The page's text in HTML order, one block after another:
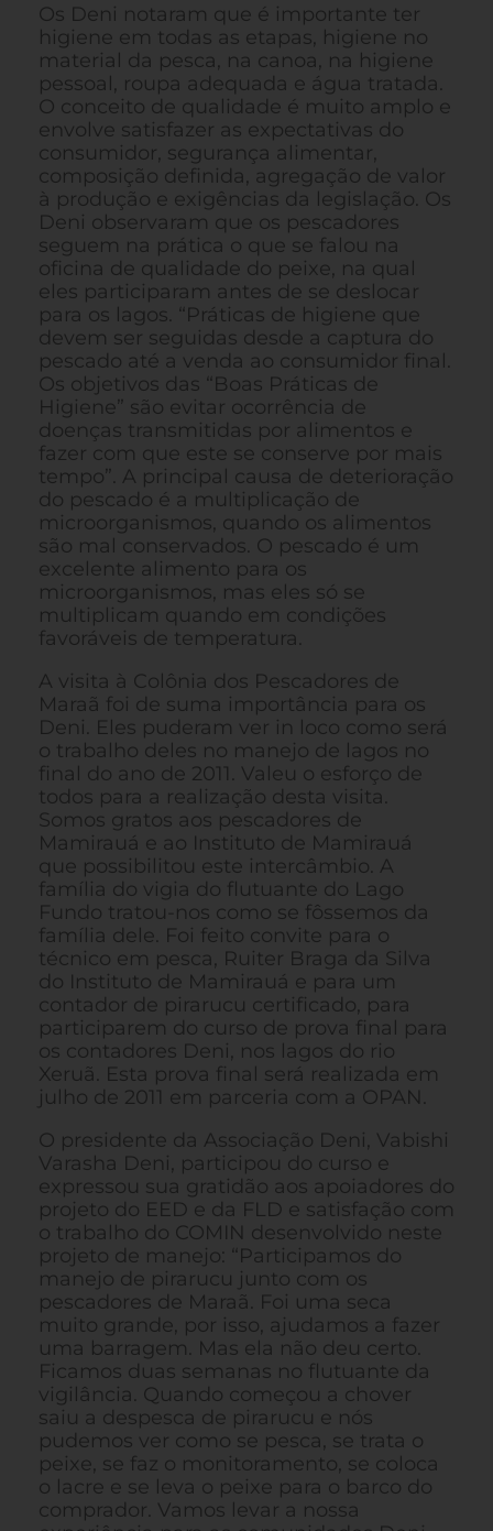
Os Deni notaram que é importante ter
higiene em todas as etapas, higiene no
material da pesca, na canoa, na higiene
pessoal, roupa adequada e água tratada.
O conceito de qualidade é muito amplo e
envolve satisfazer as expectativas do
consumidor, segurança alimentar,
composição definida, agregação de valor
à produção e exigências da legislação. Os
Deni observaram que os pescadores
seguem na prática o que se falou na
oficina de qualidade do peixe, na qual
eles participaram antes de se deslocar
para os lagos. “Práticas de higiene que
devem ser seguidas desde a captura do
pescado até a venda ao consumidor final.
Os objetivos das “Boas Práticas de
Higiene” são evitar ocorrência de
doenças transmitidas por alimentos e
fazer com que este se conserve por mais
tempo”. A principal causa de deterioração
do pescado é a multiplicação de
microorganismos, quando os alimentos
são mal conservados. O pescado é um
excelente alimento para os
microorganismos, mas eles só se
multiplicam quando em condições
favoráveis de temperatura.
A visita à Colônia dos Pescadores de
Maraã foi de suma importância para os
Deni. Eles puderam ver in loco como será
o trabalho deles no manejo de lagos no
final do ano de 2011. Valeu o esforço de
todos para a realização desta visita.
Somos gratos aos pescadores de
Mamirauá e ao Instituto de Mamirauá
que possibilitou este intercâmbio. A
família do vigia do flutuante do Lago
Fundo tratou-nos como se fôssemos da
família dele. Foi feito convite para o
técnico em pesca, Ruiter Braga da Silva
do Instituto de Mamirauá e para um
contador de pirarucu certificado, para
participarem do curso de prova final para
os contadores Deni, nos lagos do rio
Xeruã. Esta prova final será realizada em
julho de 2011 em parceria com a OPAN.
O presidente da Associação Deni, Vabishi
Varasha Deni, participou do curso e
expressou sua gratidão aos apoiadores do
projeto do EED e da FLD e satisfação com
o trabalho do COMIN desenvolvido neste
projeto de manejo: “Participamos do
manejo de pirarucu junto com os
pescadores de Maraã. Foi uma seca
muito grande, por isso, ajudamos a fazer
uma barragem. Mas ela não deu certo.
Ficamos duas semanas no flutuante da
vigilância. Quando começou a chover
saiu a despesca de pirarucu e nós
pudemos ver como se pesca, se trata o
peixe, se faz o monitoramento, se coloca
o lacre e se leva o peixe para o barco do
comprador. Vamos levar a nossa